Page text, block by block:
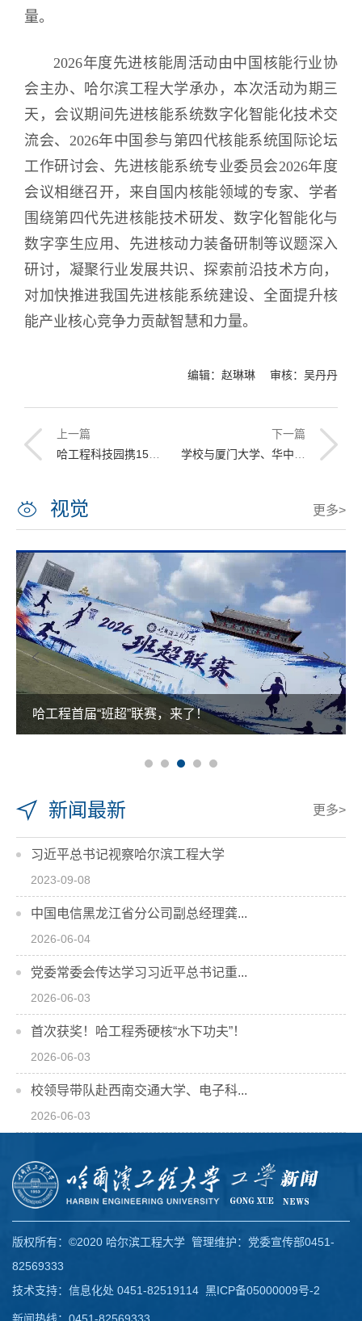
量。
2026年度先进核能周活动由中国核能行业协
会主办、哈尔滨工程大学承办，本次活动为期三
天，会议期间先进核能系统数字化智能化技术交
流会、2026年中国参与第四代核能系统国际论坛
工作研讨会、先进核能系统专业委员会2026年度
会议相继召开，来自国内核能领域的专家、学者
围绕第四代先进核能技术研发、数字化智能化与
数字孪生应用、先进核动力装备研制等议题深入
研讨，凝聚行业发展共识、探索前沿技术方向，
对加快推进我国先进核能系统建设、全面提升核
能产业核心竞争力贡献智慧和力量。
编辑：赵琳琳 审核：吴丹丹
上一篇
哈工程科技园携15项先进技术成果亮相2026先进技术成果转化对接交流会
下一篇
学校与厦门大学、华中科技大学开展支部联学共建 推动优质实验教学资源向西部精准赋能
视觉 更多>
哈工程首届“班超”联赛，来了！
新闻最新 更多>
习近平总书记视察哈尔滨工程大学
2023-09-08
中国电信黑龙江省分公司副总经理龚...
2026-06-04
党委常委会传达学习习近平总书记重...
2026-06-03
首次获奖！哈工程秀硬核“水下功夫”！
2026-06-03
校领导带队赴西南交通大学、电子科...
2026-06-03
版权所有：©2020 哈尔滨工程大学 管理维护：党委宣传部0451-
82569333
技术支持：信息化处 0451-82519114 黑ICP备05000009号-2